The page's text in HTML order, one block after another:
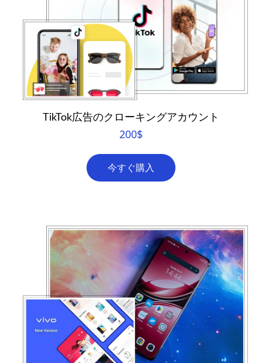
TikTok広告のクローキングアカウント
200$
今すぐ購入